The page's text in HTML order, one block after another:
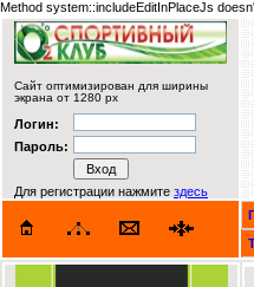
Method system::includeEditInPlaceJs
Сайт оптимизирован для ширины
экрана от 1280 px
Логин:
Пароль:
Для регистрации нажмите здесь